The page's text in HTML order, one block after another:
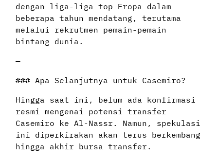
dengan liga-liga top Eropa dalam
beberapa tahun mendatang, terutama
melalui rekrutmen pemain-pemain
bintang dunia.
—
### Apa Selanjutnya untuk Casemiro?
Hingga saat ini, belum ada konfirmasi
resmi mengenai potensi transfer
Casemiro ke Al-Nassr. Namun, spekulasi
ini diperkirakan akan terus berkembang
hingga akhir bursa transfer.